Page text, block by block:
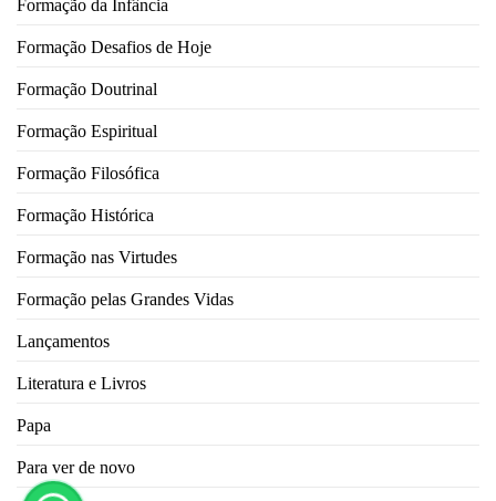
Formação da Infância
Formação Desafios de Hoje
Formação Doutrinal
Formação Espiritual
Formação Filosófica
Formação Histórica
Formação nas Virtudes
Formação pelas Grandes Vidas
Lançamentos
Literatura e Livros
Papa
Para ver de novo